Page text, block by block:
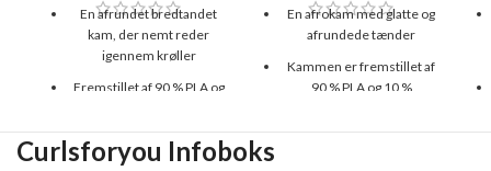
En afrundet bredtandet
kam, der nemt reder
igennem krøller
Fremstillet af 90 % PLA og
Er 100 % nedbrydelig
En afrokam med glatte og
afrundede tænder
Kammen er fremstillet af
90 % PLA og 10 %
Curlsforyou Infoboks